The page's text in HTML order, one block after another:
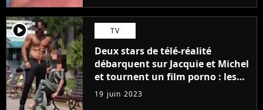
player2 TV
Deux stars de télé-réalité
débarquent sur Jacquie et Michel
et tournent un film porno : les
premières images du tournage
(exclu)
19 juin 2023